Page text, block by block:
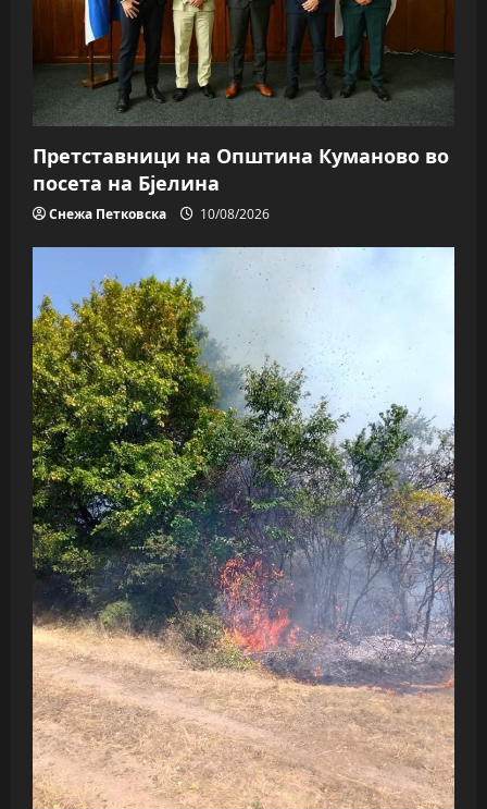
Претставници на Општина Куманово во
посета на Бјелина
Снежа Петковска 10/08/2026